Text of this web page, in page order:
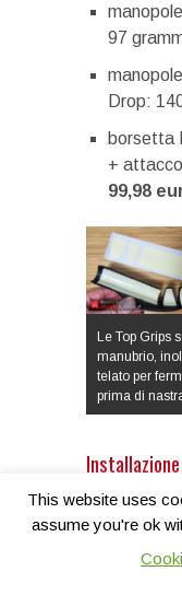
97
Drop:
borsetta
+
99,98
Le Top Grips
manubrio,
telato per
prima di
Installazione
Se il
componenti
doti da
This website uses
assume you're ok